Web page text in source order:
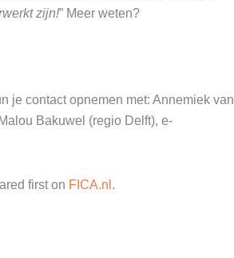
zijn!” Meer weten?
je contact opnemen met: Annemiek van
Bakuwel (regio Delft), e-
first on FICA.nl .